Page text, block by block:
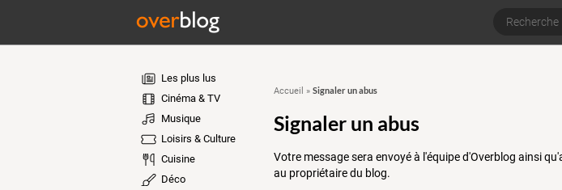
Les plus lus
Cinéma & TV
Musique
Loisirs & Culture
Cuisine
Déco
Accueil » Signaler un abus
Signaler un abus
Votre message sera envoyé à l'équipe d'Overblog ainsi
au propriétaire du blog.